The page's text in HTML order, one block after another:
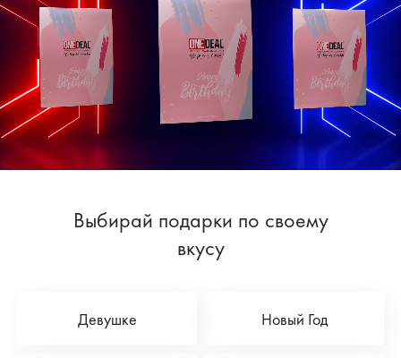
Выбирай подарки по своему
вкусу
Девушке Новый Год